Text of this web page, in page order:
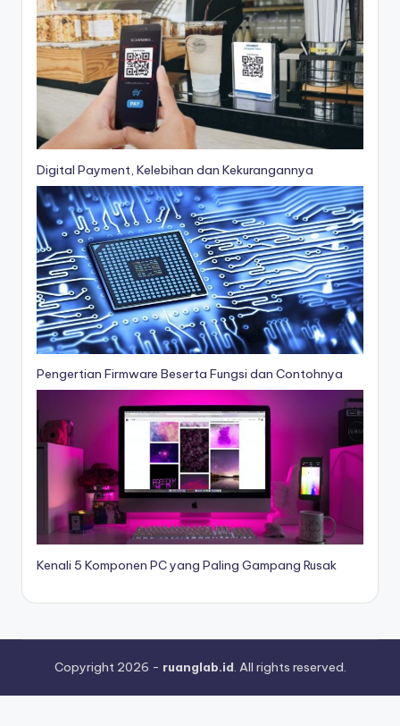
Digital Payment, Kelebihan dan Kekurangannya
Pengertian Firmware Beserta Fungsi dan Contohnya
Kenali 5 Komponen PC yang Paling Gampang Rusak
Copyright 2026 - ruanglab.id . All rights reserved.